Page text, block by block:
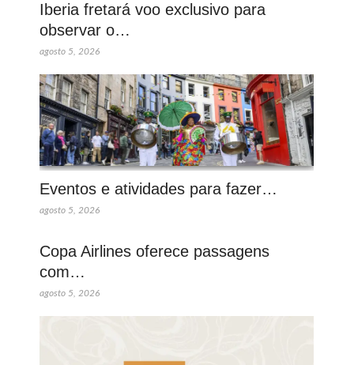
Iberia fretará voo exclusivo para
observar o…
agosto 5, 2026
Eventos e atividades para fazer…
agosto 5, 2026
Copa Airlines oferece passagens
com…
agosto 5, 2026